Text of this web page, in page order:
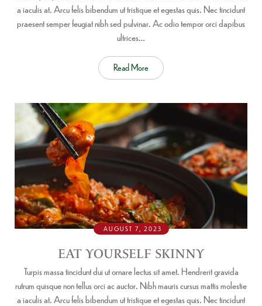
a iaculis at. Arcu felis bibendum ut tristique et egestas quis. Nec tincidunt
praesent semper feugiat nibh sed pulvinar. Ac odio tempor orci dapibus
ultrices…
Read More
AUGUST 7, 2023
EAT YOURSELF SKINNY
Turpis massa tincidunt dui ut ornare lectus sit amet. Hendrerit gravida
rutrum quisque non tellus orci ac auctor. Nibh mauris cursus mattis molestie
a iaculis at. Arcu felis bibendum ut tristique et egestas quis. Nec tincidunt